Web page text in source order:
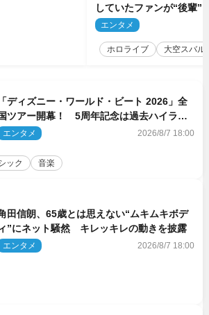
していたファンが“後輩”
もしかしてあのときの？
エンタメ
ホロライブ 大空スバル
ディズニー・ワールド・ビート 2026」全
ツアー開幕！ 5周年記念は過去ハイライ
＆クルーズ旅を大満喫！【潜入レポート】
エンタメ 2026/8/7 18:00
ック 音楽
田信朗、65歳とは思えない“ムキムキボデ
”にネット騒然 キレッキレの動きを披露
エンタメ 2026/8/7 18:00